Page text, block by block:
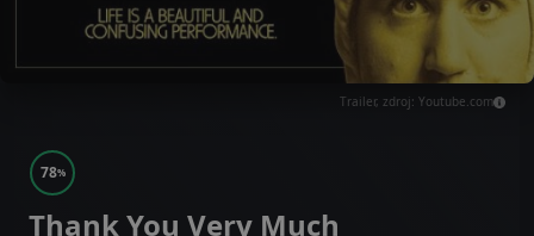
Trailer, zdroj: Youtube.com
78%
Thank You Very Much